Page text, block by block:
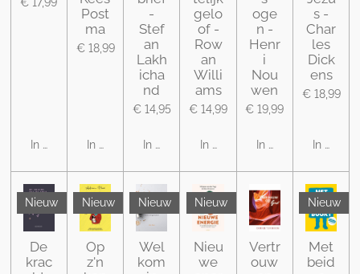
€ 17,99
In winkelwagen
Post
ma
€ 18,99
In winkelwagen
-
Stef
an
Lakh
icha
nd
€ 14,95
In winkelwagen
gelo
of -
Row
an
Willi
ams
€ 14,99
In winkelwagen
oge
n -
Henr
i
Nou
wen
€ 19,99
In winkelwagen
s -
Char
les
Dick
ens
€ 18,99
In
Nieuw
De
krac
Nieuw
Op
z'n
Nieuw
Wel
kom
Nieuw
Nieu
we
Vertr
ouw
Nieuw
Met
beid